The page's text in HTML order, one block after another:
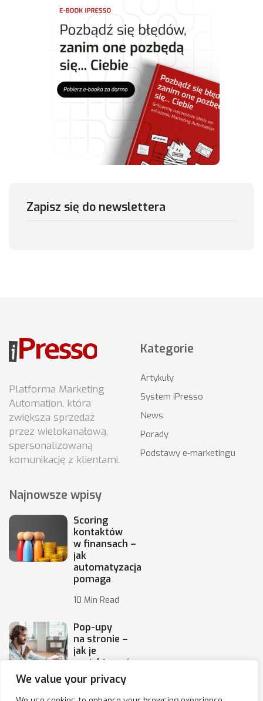
We value your privacy
Zapisz się do newslettera
Platforma Marketing
Automation, która
zwiększa sprzedaż
przez wielokanałową,
spersonalizowaną
komunikację z klientami.
Kategorie
Artykuły
System iPresso
News
Porady
Podstawy e-marketingu
Najnowsze wpisy
Scoring
kontaktów
w finansach –
jak
automatyzacja
pomaga
10 Min Read
Pop-upy
na stronie –
jak je
projektować,
by
10 Min Read